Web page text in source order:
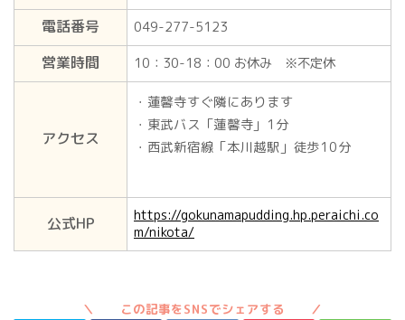
電話番号 049-277-5123
営業時間 10：30-18：00 お休み ※不定休
アクセス
・蓮馨寺すぐ隣にあります
・東武バス「蓮馨寺」1分
・西武新宿線「本川越駅」徒歩10分
公式HP
https://gokunamapudding.hp.peraichi.co
m/nikota/